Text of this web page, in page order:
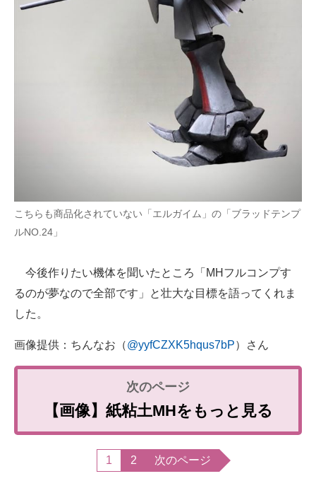
こちらも商品化されていない「エルガイム」の「ブラッドテンプ
ルNO.24」
今後作りたい機体を聞いたところ「MHフルコンプす
るのが夢なので全部です」と壮大な目標を語ってくれま
した。
画像提供：ちんなお（@yyfCZXK5hqus7bP）さん
【画像】紙粘土MHをもっと見る
1 2 次のページ